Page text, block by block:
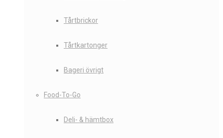
Tårtbrickor
Tårtkartonger
Bageri övrigt
Food-To-Go
Deli- & hämtbox